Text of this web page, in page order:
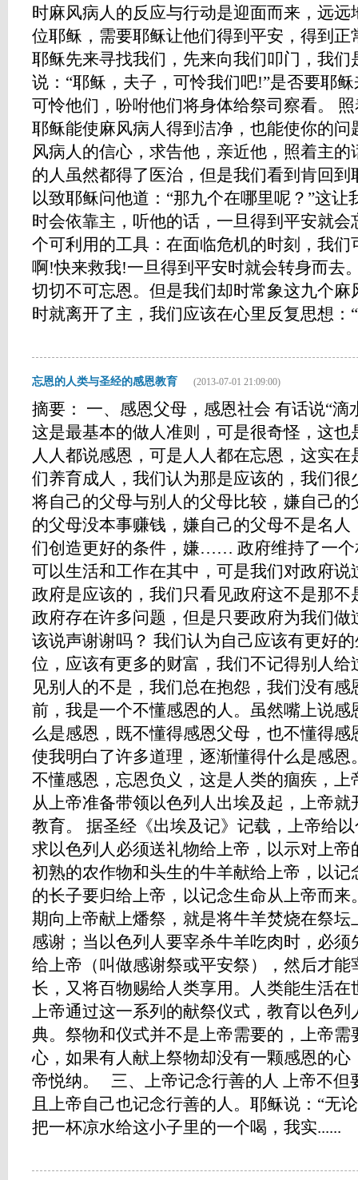
时麻风病人的反应与行动是迎面而来，远
位耶稣，需要耶稣让他们得到平安，得到
耶稣先来寻找我们，先来向我们叩门，我
说：“耶稣，夫子，可怜我们吧!”是否要耶
可怜他们，吩咐他们将身体给祭司察看。
耶稣能使麻风病人得到洁净，也能使你的
风病人的信心，求告他，亲近他，照着主
的人虽然都得了医治，但是我们看到肯回
以致耶稣问他道：“那九个在哪里呢？”这让
时会依靠主，听他的话，一旦得到平安就
个可利用的工具：在面临危机的时刻，我
啊!快来救我!一旦得到平安时就会转身而去
切切不可忘恩。但是我们却时常象这九个
时就离开了主，我们应该在心里反复思想：
忘恩的人类与圣经的感恩教育 (2013-07-01 21:09:00)
摘要： 一、感恩父母，感恩社会 有话说“滴
这是最基本的做人准则，可是很奇怪，这
人人都说感恩，可是人人都在忘恩，这实
们养育成人，我们认为那是应该的，我们
将自己的父母与别人的父母比较，嫌自己
的父母没本事赚钱，嫌自己的父母不是名
们创造更好的条件，嫌…… 政府维持了一个
可以生活和工作在其中，可是我们对政府
政府是应该的，我们只看见政府这不是那
政府存在许多问题，但是只要政府为我们
该说声谢谢吗？ 我们认为自己应该有更好
位，应该有更多的财富，我们不记得别人
见别人的不是，我们总在抱怨，我们没有
前，我是一个不懂感恩的人。虽然嘴上说
么是感恩，既不懂得感恩父母，也不懂得
使我明白了许多道理，逐渐懂得什么是感
不懂感恩，忘恩负义，这是人类的痼疾，
从上帝准备带领以色列人出埃及起，上帝
教育。 据圣经《出埃及记》记载，上帝给
求以色列人必须送礼物给上帝，以示对上
初熟的农作物和头生的牛羊献给上帝，以
的长子要归给上帝，以记念生命从上帝而
期向上帝献上燔祭，就是将牛羊焚烧在祭
感谢；当以色列人要宰杀牛羊吃肉时，必
给上帝（叫做感谢祭或平安祭），然后才
长，又将百物赐给人类享用。人类能生活
上帝通过这一系列的献祭仪式，教育以色
典。祭物和仪式并不是上帝需要的，上帝
心，如果有人献上祭物却没有一颗感恩的
帝悦纳。 三、上帝记念行善的人 上帝不但
且上帝自己也记念行善的人。耶稣说：“无
把一杯凉水给这小子里的一个喝，我实......